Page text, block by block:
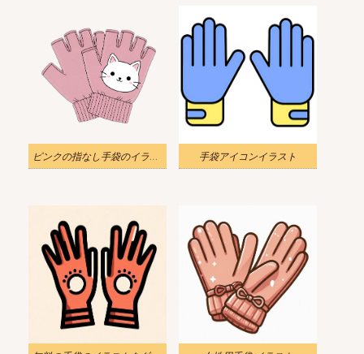
ピンクの指なし手袋のイラスト 手袋アイコンイラスト